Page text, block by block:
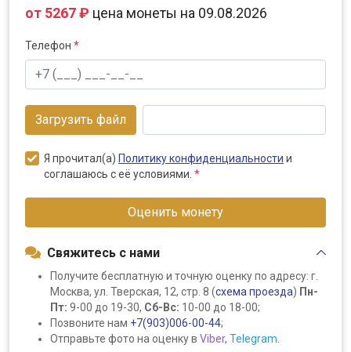
от 5267 ₽ цена монеты на 09.08.2026
Телефон *
Загрузить файл
Я прочитал(а) Политику конфиденциальности и
соглашаюсь с её условиями. *
Оценить монету
Свяжитесь с нами
Получите бесплатную и точную оценку по адресу: г.
Москва, ул. Тверская, 12, стр. 8 (схема проезда) Пн-
Пт: 9-00 до 19-30, Сб-Вс: 10-00 до 18-00;
Позвоните нам +7(903)006-00-44;
Отправьте фото на оценку в Viber, Telegram.